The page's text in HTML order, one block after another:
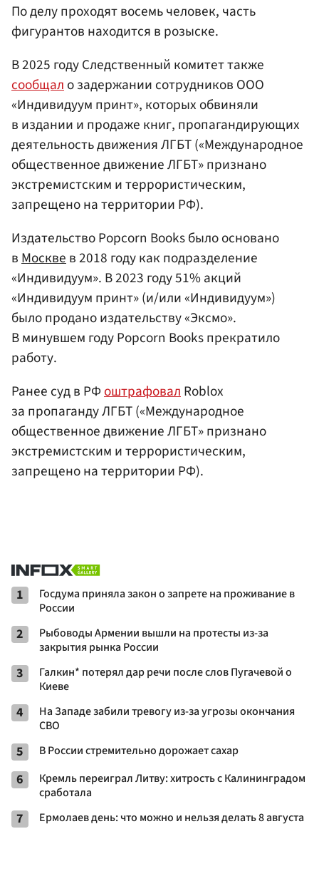
По делу проходят восемь человек, часть
фигурантов находится в розыске.
В 2025 году Следственный комитет также
сообщало задержании сотрудников ООО
«Индивидуум принт», которых обвиняли
в издании и продаже книг, пропагандирующих
деятельность движения ЛГБТ («Международное
общественное движение ЛГБТ» признано
экстремистским и террористическим,
запрещено на территории РФ).
Издательство Popcorn Books было основано
вМосквев 2018 году как подразделение
«Индивидуум». В 2023 году 51% акций
«Индивидуум принт» (и/или «Индивидуум»)
было продано издательству «Эксмо».
В минувшем году Popcorn Books прекратило
работу.
Ранее суд в РФоштрафовалRoblox
за пропаганду ЛГБТ («Международное
общественное движение ЛГБТ» признано
экстремистским и террористическим,
запрещено на территории РФ).
1
Госдума приняла закон о запрете на проживание в
России
2
Рыбоводы Армении вышли на протесты из-за
закрытия рынка России
3
Галкин* потерял дар речи после слов Пугачевой о
Киеве
4
На Западе забили тревогу из-за угрозы окончания
СВО
5 В России стремительно дорожает сахар
6
Кремль переиграл Литву: хитрость с Калининградом
сработала
7 Ермолаев день: что можно и нельзя делать 8 августа